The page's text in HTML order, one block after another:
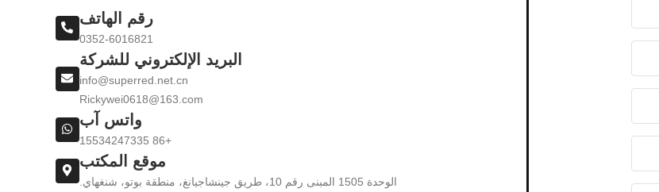
رقم الهاتف
0352-6016821
البريد الإلكتروني للشركة
info@superred.net.cn
Rickywei0618@163.com
واتس آب
+86 15534247335
موقع المكتب
الوحدة 1505 المبنى رقم 10، طريق جينشاجيانغ، منطقة بوتو، شنغهاي.